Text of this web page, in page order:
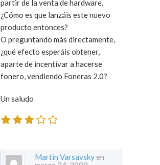
partir de la venta de hardware.
¿Cómo es que lanzáis este nuevo
producto entonces?
O preguntando más directamente,
¿qué efecto esperáis obtener,
aparte de incentivar a hacerse
fonero, vendiendo Foneras 2.0?
Un saludo
Martin Varsavsky en